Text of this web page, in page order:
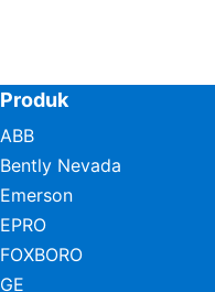
Produk
ABB
Bently Nevada
Emerson
EPRO
FOXBORO
GE